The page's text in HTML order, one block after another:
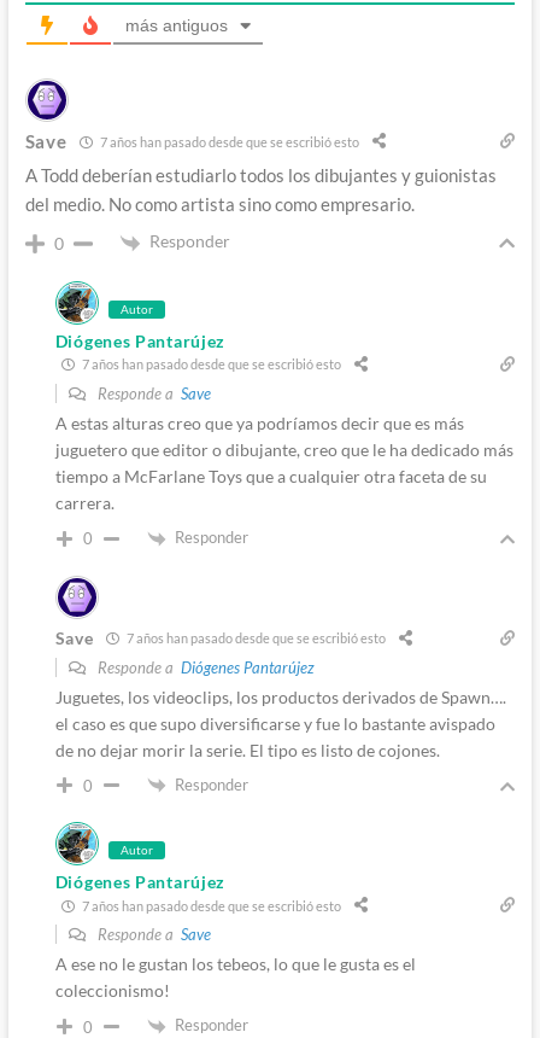
más antiguos
Save 7 años han pasado desde que se escribió esto
A Todd deberían estudiarlo todos los dibujantes y guionistas
del medio. No como artista sino como empresario.
0 Responder
Autor
Diógenes Pantarújez
7 años han pasado desde que se escribió esto
Responde a Save
A estas alturas creo que ya podríamos decir que es más
juguetero que editor o dibujante, creo que le ha dedicado más
tiempo a McFarlane Toys que a cualquier otra faceta de su
carrera.
0 Responder
Save 7 años han pasado desde que se escribió esto
Responde a Diógenes Pantarújez
Juguetes, los videoclips, los productos derivados de Spawn….
el caso es que supo diversificarse y fue lo bastante avispado
de no dejar morir la serie. El tipo es listo de cojones.
0 Responder
Autor
Diógenes Pantarújez
7 años han pasado desde que se escribió esto
Responde a Save
A ese no le gustan los tebeos, lo que le gusta es el
coleccionismo!
0 Responder